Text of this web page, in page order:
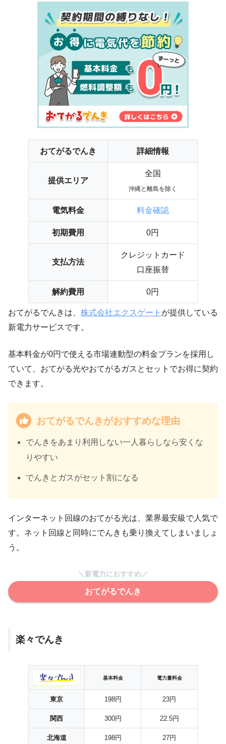
おてがるでんき 詳細情報
提供エリア
全国
沖縄と離島を除く
電気料金 料金確認
初期費用 0円
支払方法
クレジットカード
口座振替
解約費用 0円
おてがるでんきは、 株式会社エクスゲート が提供している
新電力サービスです。
基本料金が0円で使える市場連動型の料金プランを採用し
ていて、おてがる光やおてがるガスとセットでお得に契約
できます。
おてがるでんきがおすすめな理由
でんきをあまり利用しない一人暮らしなら安くな
りやすい
でんきとガスがセット割になる
インターネット回線のおてがる光は、業界最安級で人気で
す。ネット回線と同時にでんきも乗り換えてしまいましょ
う。
＼新電力におすすめ／
おてがるでんき
楽々でんき
基本料金 電力量料金
東京 198円 23円
関西 300円 22.5円
北海道 198円 27円